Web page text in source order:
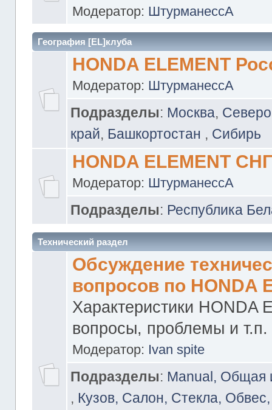
Модератор: ШтурманессА
География [EL]клуба
HONDA ELEMENT
Модератор: ШтурманессА
Подразделы: Москва,
край, Башкортостан , Сибирь
HONDA ELEMENT
Модератор: ШтурманессА
Подразделы: Республика
Технический раздел
Обсуждение
вопросов по HONDA
Характеристики HONDA
вопросы, проблемы и т.п.
Модератор: Ivan spite
Подразделы: Manual,
, Кузов, Салон, Стекла,